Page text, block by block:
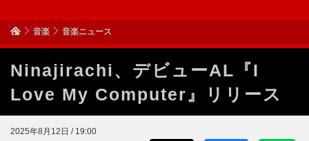
音楽 音楽ニュース
Ninajirachi、デビューAL『I
Love My Computer』リリース
2025年8月12日 / 19:00